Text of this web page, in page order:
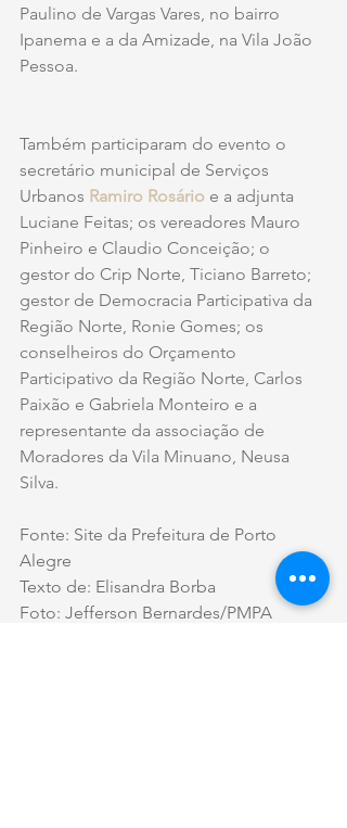
Paulino de Vargas Vares, no bairro
Ipanema e a da Amizade, na Vila João
Pessoa.
Também participaram do evento o
secretário municipal de Serviços
Urbanos Ramiro Rosário e a adjunta
Luciane Feitas; os vereadores Mauro
Pinheiro e Claudio Conceição; o
gestor do Crip Norte, Ticiano Barreto;
gestor de Democracia Participativa da
Região Norte, Ronie Gomes; os
conselheiros do Orçamento
Participativo da Região Norte, Carlos
Paixão e Gabriela Monteiro e a
representante da associação de
Moradores da Vila Minuano, Neusa
Silva.
Fonte: Site da Prefeitura de Porto
Alegre
Texto de: Elisandra Borba
Foto: Jefferson Bernardes/PMPA